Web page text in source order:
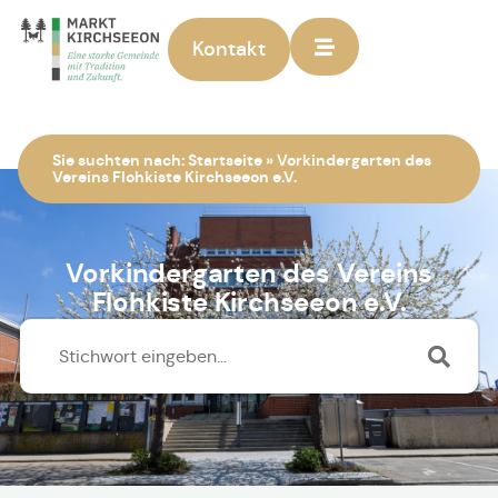
Kontakt
Sie suchten nach:Startseite »Vorkindergarten des
Vereins Flohkiste Kirchseeon e.V.
Vorkindergarten des Vereins
Flohkiste Kirchseeon e.V.